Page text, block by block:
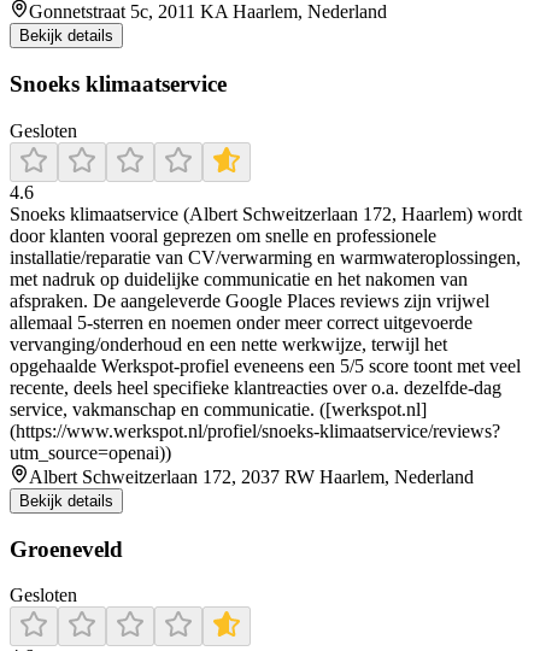
Gonnetstraat 5c, 2011 KA Haarlem, Nederland
Bekijk details
Snoeks klimaatservice
Gesloten
4.6
Snoeks klimaatservice (Albert Schweitzerlaan 172, Haarlem) wordt
door klanten vooral geprezen om snelle en professionele
installatie/reparatie van CV/verwarming en warmwateroplossingen,
met nadruk op duidelijke communicatie en het nakomen van
afspraken. De aangeleverde Google Places reviews zijn vrijwel
allemaal 5-sterren en noemen onder meer correct uitgevoerde
vervanging/onderhoud en een nette werkwijze, terwijl het
opgehaalde Werkspot-profiel eveneens een 5/5 score toont met veel
recente, deels heel specifieke klantreacties over o.a. dezelfde-dag
service, vakmanschap en communicatie. ([werkspot.nl]
(https://www.werkspot.nl/profiel/snoeks-klimaatservice/reviews?
utm_source=openai))
Albert Schweitzerlaan 172, 2037 RW Haarlem, Nederland
Bekijk details
Groeneveld
Gesloten